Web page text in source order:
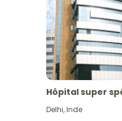
Hôpital super
Delhi,Inde